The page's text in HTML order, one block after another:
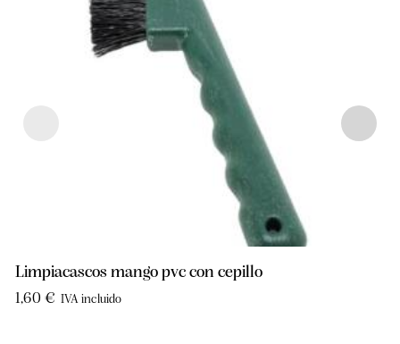
Limpiacascos mango pvc con cepillo
1,60 € IVA incluido